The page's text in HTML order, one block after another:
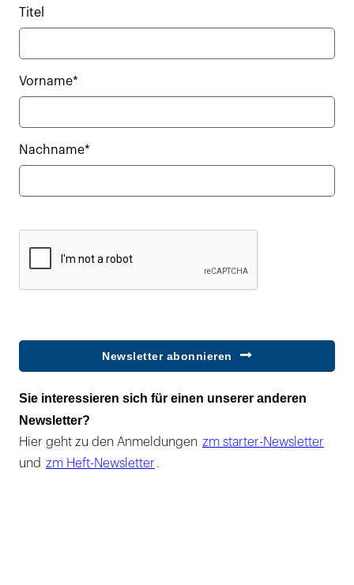
Titel
Vorname*
Nachname*
Newsletter abonnieren
Sie interessieren sich für einen unserer anderen
Newsletter?
Hier geht zu den Anmeldungen zm starter-Newsletter
und zm Heft-Newsletter .